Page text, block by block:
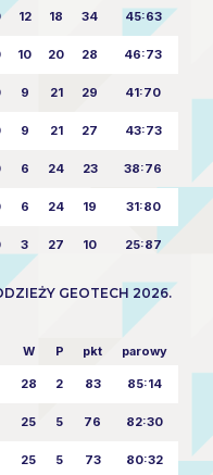
12 18 34 45:63
10 20 28 46:73
9 21 29 41:70
9 21 27 43:73
6 24 23 38:76
6 24 19 31:80
3 27 10 25:87
GEOTECH 2026.
W P pkt parowy
28 2 83 85:14
25 5 76 82:30
25 5 73 80:32